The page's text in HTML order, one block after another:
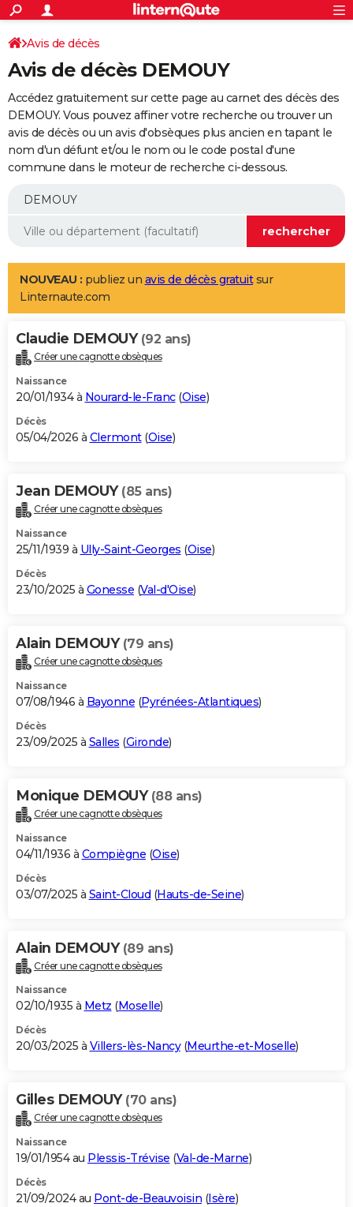
ACTUALITÉS
Politique
Société
Faits Divers
Education
Monde
Villes
+
SPORT
Coupe du monde 2026
Football
Tennis
Cyclisme
Rugby
Forum
Programme TV
TNT
Streaming
Cinéma
Sorties cinéma
Musique
+
FINANCE
Retraite
Epargne
Immobilier
Risques naturels par ville
Banque
Assurance
AUTO
Essais
Réserver un essai
Citadines
Berlines
SUV
Forum auto
+
Mobiles
Meilleur smartphone
Internet
Ordinateurs
Jeux vidéo
Guide high-tech
Aménagement intérieur
LIFESTYLE
Art de vivre
Bien-être
Loisirs
Mode
Modes de vie
Alimentation
Guide de la santé
Maladies
Médicaments
Sommeil
VOYAGE
Destinations
City break
Voyage nature
Voyage de noces
Forum
Climat
+PHOTO
GUIDES D'ACHAT
BONS PLANS
Carte de Noël
Carte Bonne année
Carte Saint-Valentin
Carte Pâques
Carte d'anniversaire
DICTIONNAIRE
Dictionnaire
Biographies
Citations
Expressions
Proverbes
PROGRAMME TV
S'inscrire
Se connecter
Lycées
Collèges
Primaires
Universités
Entreprises
Service militaire
Avis de recherche
AVIS DE DÉCÈS
Bricolage
Lifestyle
Culture
Sport
Auto
Television
Voyage
Cinema
Avis de décès
Avis de décès DEMOUY
Accédez gratuitement sur cette page au carnet des décès des
DEMOUY. Vous pouvez affiner votre recherche ou trouver un
avis de décès ou un avis d'obsèques plus ancien en tapant le
nom d'un défunt et/ou le nom ou le code postal d'une
commune dans le moteur de recherche ci-dessous.
NOUVEAU : publiez un avis de décès gratuitsur
Linternaute.com
Claudie DEMOUY (92 ans)
Créer une cagnotte obsèques
Naissance
20/01/1934 à Nourard-le-Franc(Oise)
Décès
05/04/2026 à Clermont(Oise)
Jean DEMOUY (85 ans)
Créer une cagnotte obsèques
Naissance
25/11/1939 à Ully-Saint-Georges (Oise)
Décès
23/10/2025 à Gonesse (Val-d'Oise)
Alain DEMOUY (79 ans)
Créer une cagnotte obsèques
Naissance
07/08/1946 à Bayonne (Pyrénées-Atlantiques)
Décès
23/09/2025 à Salles (Gironde)
Monique DEMOUY (88 ans)
Créer une cagnotte obsèques
Naissance
04/11/1936 à Compiègne (Oise)
Décès
03/07/2025 à Saint-Cloud (Hauts-de-Seine)
Alain DEMOUY (89 ans)
Créer une cagnotte obsèques
Naissance
02/10/1935 à Metz (Moselle)
Décès
20/03/2025 à Villers-lès-Nancy(Meurthe-et-Moselle)
Gilles DEMOUY (70 ans)
Créer une cagnotte obsèques
Naissance
19/01/1954 au Plessis-Trévise (Val-de-Marne)
Décès
21/09/2024 au Pont-de-Beauvoisin (Isère)